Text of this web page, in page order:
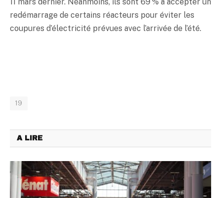
redémarrage de certains réacteurs pour éviter les
coupures d’électricité prévues avec l’arrivée de l’été.
19
A LIRE